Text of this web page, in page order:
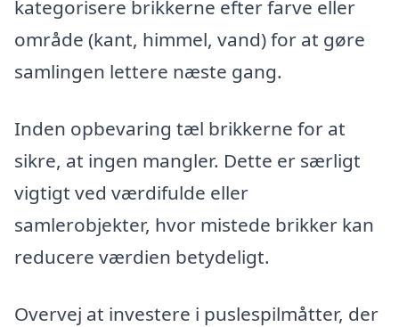
kategorisere brikkerne efter farve eller
område (kant, himmel, vand) for at gøre
samlingen lettere næste gang.
Inden opbevaring tæl brikkerne for at
sikre, at ingen mangler. Dette er særligt
vigtigt ved værdifulde eller
samlerobjekter, hvor mistede brikker kan
reducere værdien betydeligt.
Overvej at investere i puslespilmåtter, der